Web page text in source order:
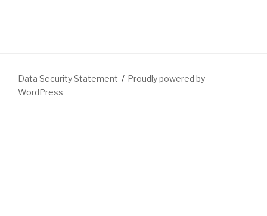
Data Security Statement
Proudly powered by
WordPress